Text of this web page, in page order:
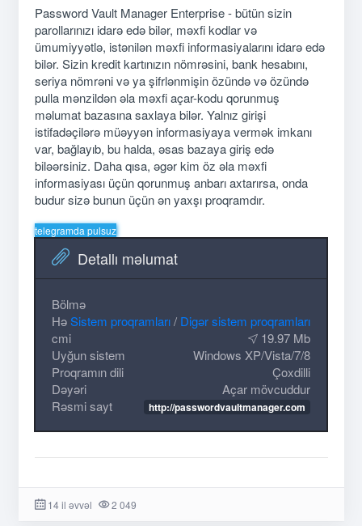
Password Vault Manager Enterprise - bütün sizin
parollarınızı idarə edə bilər, məxfi kodlar və
ümumiyyətlə, istənilən məxfi informasiyalarını idarə edə
bilər. Sizin kredit kartınızın nömrəsini, bank hesabını,
seriya nömrəni və ya şifrlənmişin özündə və özündə
pulla mənzildən əla məxfi açar-kodu qorunmuş
məlumat bazasına saxlaya bilər. Yalnız girişi
istifadəçilərə müəyyən informasiyaya vermək imkanı
var, bağlayıb, bu halda, əsas bazaya giriş edə
biləərsiniz. Daha qısa, əgər kim öz əla məxfi
informasiyası üçün qorunmuş anbarı axtarırsa, onda
budur sizə bunun üçün ən yaxşı proqramdır.
telegramda pulsuz
Detallı məlumat
Bölmə
Sistem proqramları/ Digər sistem proqramları
Hə
cmi
19.97 Mb
Uyğun sistem
Windows XP/Vista/7/8
Proqramın dili
Çoxdilli
Dəyəri
Açar mövcuddur
Rəsmi sayt
http://passwordvaultmanager.com
14 il əvvəl 2 049